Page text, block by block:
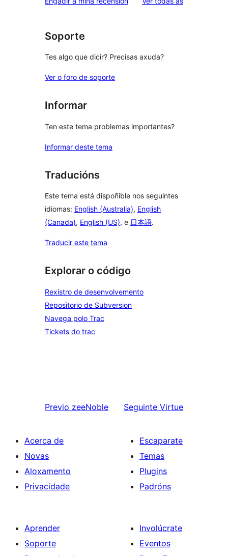
de
estrelas
Soporte
Tes algo que dicir? Precisas axuda?
Ver o foro de soporte
Informar
Ten este tema problemas importantes?
Informar deste tema
Traducións
Este tema está dispoñible nos seguintes
idiomas: English (Australia), English
(Canada), English (US), e 日本語.
Traducir este tema
Explorar o código
Rexistro de desenvolvemento
Repositorio de Subversion
Navega polo Trac
Tickets do trac
Previo zeeNoble Seguinte Virtue
Acerca de
Novas
Aloxamento
Privacidade
Escaparate
Temas
Plugins
Padróns
Aprender
Soporte
Involúcrate
Eventos